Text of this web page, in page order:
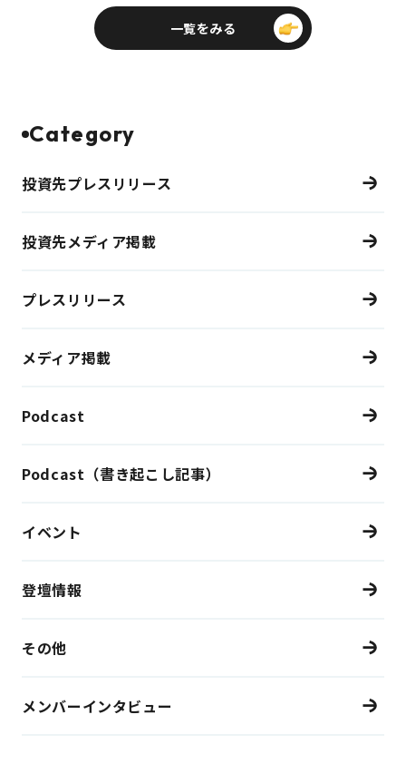
一覧をみる
Category
投資先プレスリリース
投資先メディア掲載
プレスリリース
メディア掲載
Podcast
Podcast（書き起こし記事）
イベント
登壇情報
その他
メンバーインタビュー